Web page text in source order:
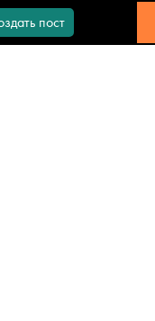
пост